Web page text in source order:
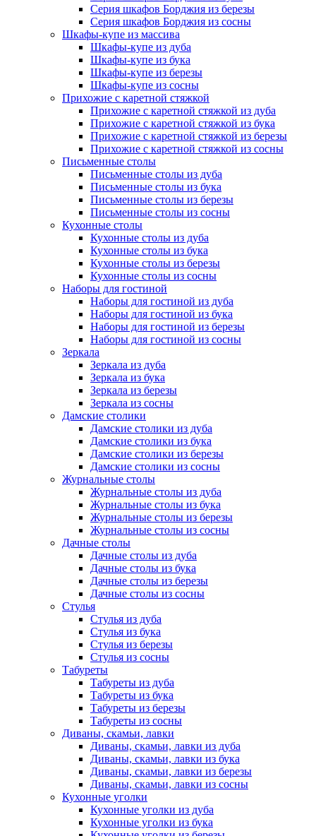
Серия шкафов Борджия из березы
Серия шкафов Борджия из сосны
Шкафы-купе из массива
Шкафы-купе из дуба
Шкафы-купе из бука
Шкафы-купе из березы
Шкафы-купе из сосны
Прихожие с каретной стяжкой
Прихожие с каретной стяжкой из дуба
Прихожие с каретной стяжкой из бука
Прихожие с каретной стяжкой из березы
Прихожие с каретной стяжкой из сосны
Письменные столы
Письменные столы из дуба
Письменные столы из бука
Письменные столы из березы
Письменные столы из сосны
Кухонные столы
Кухонные столы из дуба
Кухонные столы из бука
Кухонные столы из березы
Кухонные столы из сосны
Наборы для гостиной
Наборы для гостиной из дуба
Наборы для гостиной из бука
Наборы для гостиной из березы
Наборы для гостиной из сосны
Зеркала
Зеркала из дуба
Зеркала из бука
Зеркала из березы
Зеркала из сосны
Дамские столики
Дамские столики из дуба
Дамские столики из бука
Дамские столики из березы
Дамские столики из сосны
Журнальные столы
Журнальные столы из дуба
Журнальные столы из бука
Журнальные столы из березы
Журнальные столы из сосны
Дачные столы
Дачные столы из дуба
Дачные столы из бука
Дачные столы из березы
Дачные столы из сосны
Стулья
Стулья из дуба
Стулья из бука
Стулья из березы
Стулья из сосны
Табуреты
Табуреты из дуба
Табуреты из бука
Табуреты из березы
Табуреты из сосны
Диваны, скамьи, лавки
Диваны, скамьи, лавки из дуба
Диваны, скамьи, лавки из бука
Диваны, скамьи, лавки из березы
Диваны, скамьи, лавки из сосны
Кухонные уголки
Кухонные уголки из дуба
Кухонные уголки из бука